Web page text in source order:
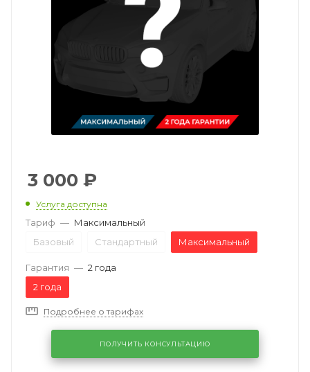
3 000 ₽
Услуга доступна
Тариф — Максимальный
Базовый
Стандартный Максимальный
Гарантия — 2 года
2 года
Подробнее о тарифах
ПОЛУЧИТЬ КОНСУЛЬТАЦИЮ